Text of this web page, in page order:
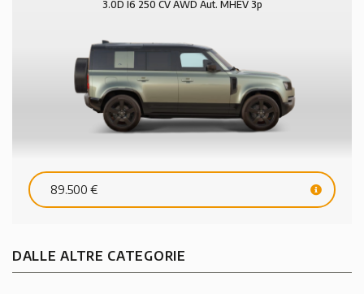
3.0D I6 250 CV AWD Aut. MHEV 3p
89.500 €
DALLE ALTRE CATEGORIE